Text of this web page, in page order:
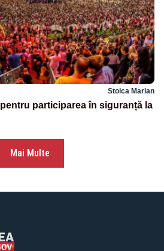
Stoica Marian
participarea în siguranță la
Mai Multe